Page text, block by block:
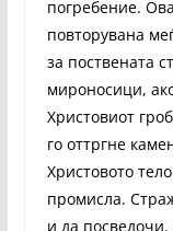
погребение.
повторувана
за поствената
мироносици,
Христовиот
го оттргне
Христовото
промисла.
и да